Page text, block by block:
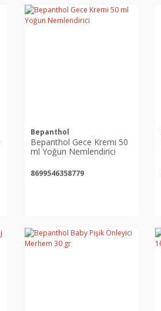
Bepanthol
Bepanthol Gece Kremi 50
ml Yoğun Nemlendirici
8699546358779